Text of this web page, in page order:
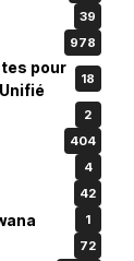
39
978
pour
18
2
404
4
42
1
72